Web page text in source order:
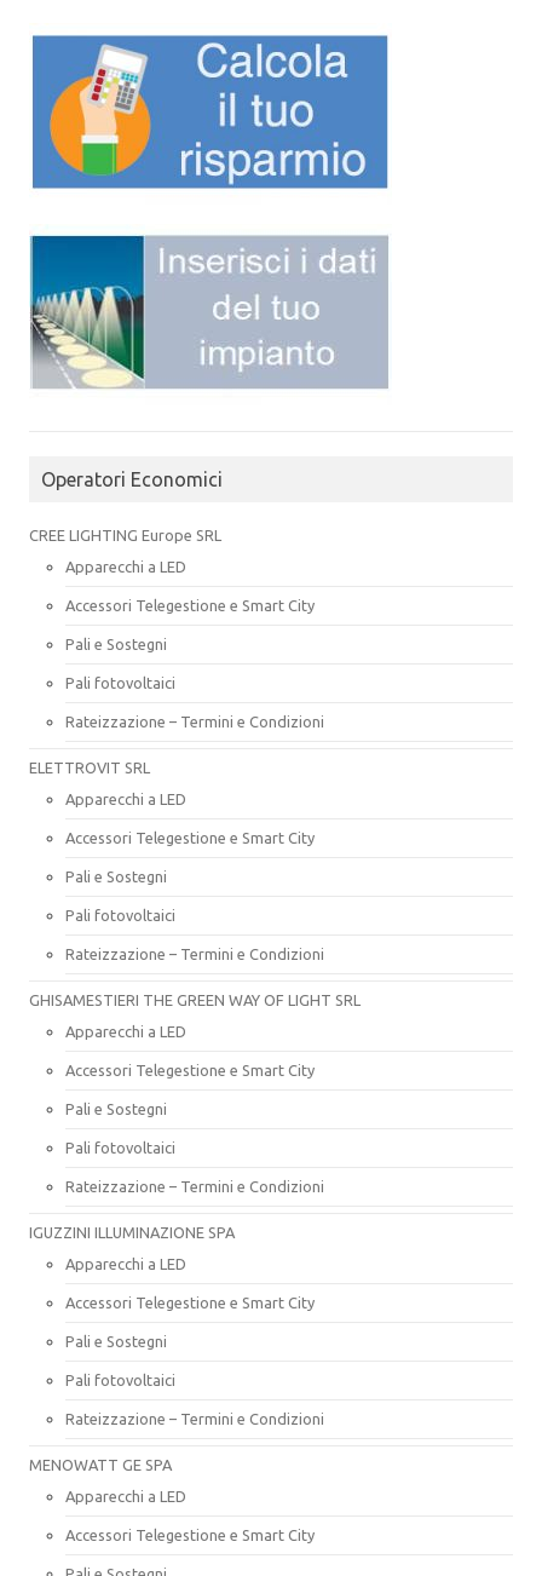
Operatori Economici
CREE LIGHTING Europe SRL
Apparecchi a LED
Accessori Telegestione e Smart City
Pali e Sostegni
Pali fotovoltaici
Rateizzazione – Termini e Condizioni
ELETTROVIT SRL
Apparecchi a LED
Accessori Telegestione e Smart City
Pali e Sostegni
Pali fotovoltaici
Rateizzazione – Termini e Condizioni
GHISAMESTIERI THE GREEN WAY OF LIGHT SRL
Apparecchi a LED
Accessori Telegestione e Smart City
Pali e Sostegni
Pali fotovoltaici
Rateizzazione – Termini e Condizioni
IGUZZINI ILLUMINAZIONE SPA
Apparecchi a LED
Accessori Telegestione e Smart City
Pali e Sostegni
Pali fotovoltaici
Rateizzazione – Termini e Condizioni
MENOWATT GE SPA
Apparecchi a LED
Accessori Telegestione e Smart City